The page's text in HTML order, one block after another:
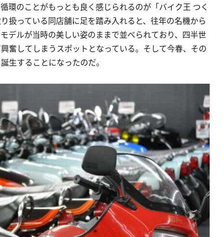
環のことがもっとも良く感じられるのが「バイク王 つく
扱っている同店舗に足を踏み入れると、往年の名機から
デルが当時の美しい姿のままで並べられており、四半世
奮してしまうスポットとなっている。そして今春、その
生することになったのだ。